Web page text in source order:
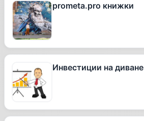
prometa.pro книжки
Инвестиции на диване